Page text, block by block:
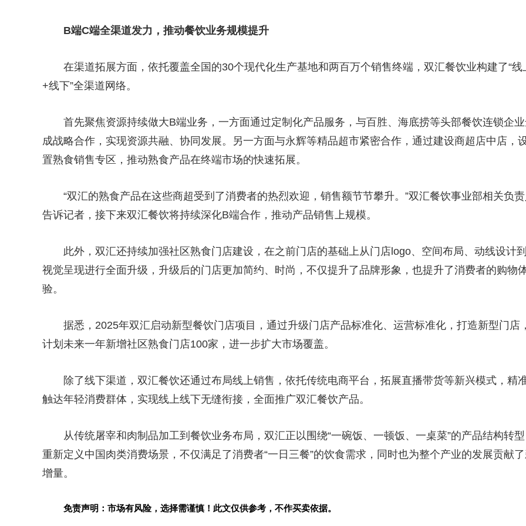
B端C端全渠道发力，推动餐饮业务规模提升
在渠道拓展方面，依托覆盖全国的30个现代化生产基地和两百万个销售终端，双汇餐饮业构建了“线
+线下”全渠道网络。
首先聚焦资源持续做大B端业务，一方面通过定制化产品服务，与百胜、海底捞等头部餐饮连锁企
成战略合作，实现资源共融、协同发展。另一方面与永辉等精品超市紧密合作，通过建设商超店中店，
置熟食销售专区，推动熟食产品在终端市场的快速拓展。
“双汇的熟食产品在这些商超受到了消费者的热烈欢迎，销售额节节攀升。”双汇餐饮事业部相关负责
告诉记者，接下来双汇餐饮将持续深化B端合作，推动产品销售上规模。
此外，双汇还持续加强社区熟食门店建设，在之前门店的基础上从门店logo、空间布局、动线设计到
视觉呈现进行全面升级，升级后的门店更加简约、时尚，不仅提升了品牌形象，也提升了消费者的购物
验。
据悉，2025年双汇启动新型餐饮门店项目，通过升级门店产品标准化、运营标准化，打造新型门店，
计划未来一年新增社区熟食门店100家，进一步扩大市场覆盖。
除了线下渠道，双汇餐饮还通过布局线上销售，依托传统电商平台，拓展直播带货等新兴模式，精
触达年轻消费群体，实现线上线下无缝衔接，全面推广双汇餐饮产品。
从传统屠宰和肉制品加工到餐饮业务布局，双汇正以围绕“一碗饭、一顿饭、一桌菜”的产品结构转型
重新定义中国肉类消费场景，不仅满足了消费者“一日三餐”的饮食需求，同时也为整个产业的发展贡献
增量。
免责声明：市场有风险，选择需谨慎！此文仅供参考，不作买卖依据。